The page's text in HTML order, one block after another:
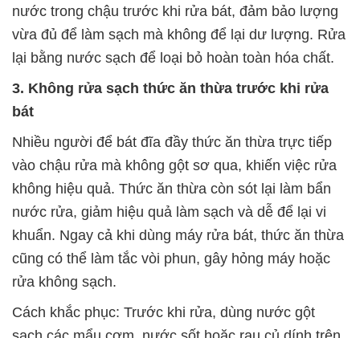
nước trong chậu trước khi rửa bát, đảm bảo lượng
vừa đủ để làm sạch mà không để lại dư lượng. Rửa
lại bằng nước sạch để loại bỏ hoàn toàn hóa chất.
3. Không rửa sạch thức ăn thừa trước khi rửa
bát
Nhiều người để bát đĩa đầy thức ăn thừa trực tiếp
vào chậu rửa mà không gột sơ qua, khiến việc rửa
không hiệu quả. Thức ăn thừa còn sót lại làm bẩn
nước rửa, giảm hiệu quả làm sạch và dễ để lại vi
khuẩn. Ngay cả khi dùng máy rửa bát, thức ăn thừa
cũng có thể làm tắc vòi phun, gây hỏng máy hoặc
rửa không sạch.
Cách khắc phục: Trước khi rửa, dùng nước gột